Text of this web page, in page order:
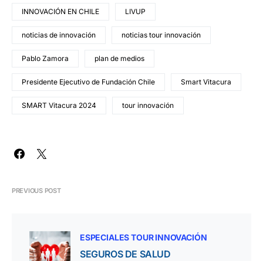
INNOVACIÓN EN CHILE LIVUP
noticias de innovación noticias tour innovación
Pablo Zamora plan de medios
Presidente Ejecutivo de Fundación Chile Smart Vitacura
SMART Vitacura 2024 tour innovación
PREVIOUS POST
ESPECIALES TOUR INNOVACIÓN
SEGUROS DE SALUD